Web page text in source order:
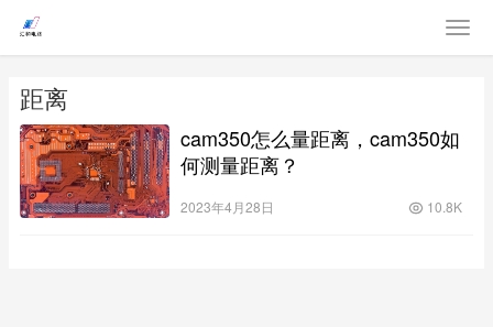
距离
cam350怎么量距离，cam350如
何测量距离？
2023年4月28日 10.8K